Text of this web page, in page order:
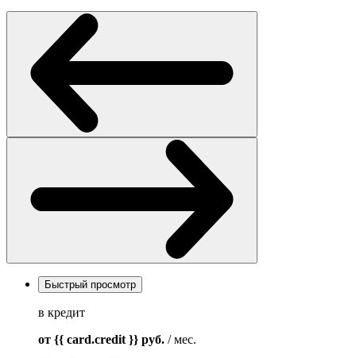
Быстрый просмотр
в кредит
от {{ card.credit }} руб. / мес.